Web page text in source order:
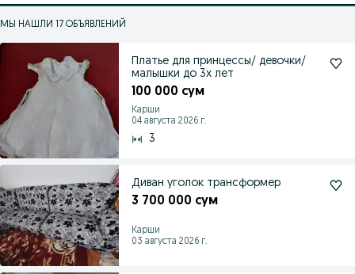
МЫ НАШЛИ 17 ОБЪЯВЛЕНИЙ
Платье для принцессы/ девочки/
малышки до 3х лет
100 000 сум
Карши
04 августа 2026 г.
3
Диван уголок трансформер
3 700 000 сум
Карши
03 августа 2026 г.